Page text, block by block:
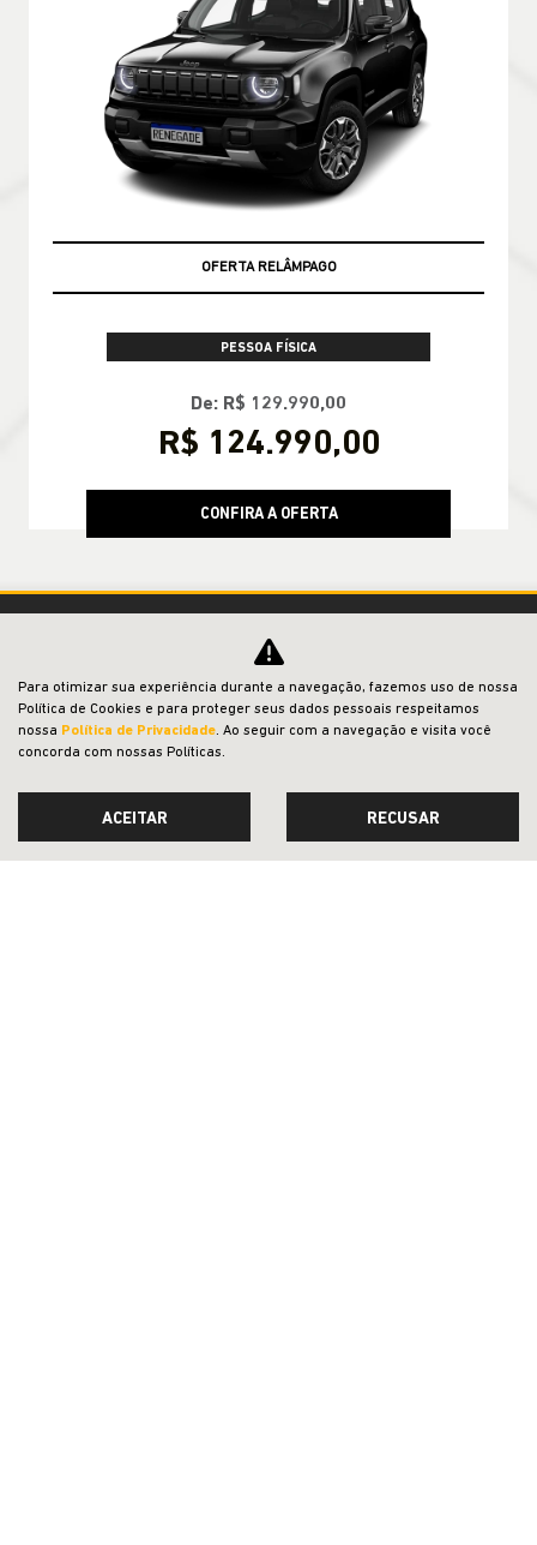
OFERTA RELÂMPAGO
PESSOA FÍSICA
De: R$ 129.990,00
R$ 124.990,00
CONFIRA A OFERTA
CNPJ: 19.945.014/0007-00
Para otimizar sua experiência durante a navegação, fazemos uso de nossa
Política de Cookies e para proteger seus dados pessoais respeitamos
nossa Política de Privacidade. Ao seguir com a navegação e visita você
concorda com nossas Políticas.
ACEITAR RECUSAR